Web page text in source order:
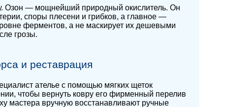
Озон — мощнейший природный окислитель. Он
споры плесени и грибков, а главное —
ферментов, а не маскирует их дешевыми
грозы.
и реставрация
ателье с помощью мягких щеток
чтобы вернуть ковру его фирменный перелив
мастера вручную восстанавливают ручные